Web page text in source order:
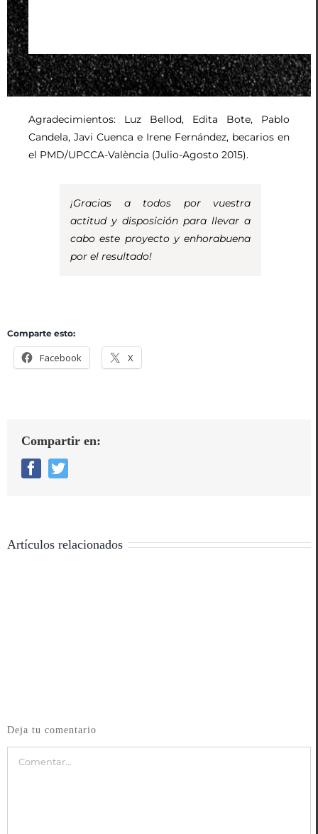
Agradecimientos: Luz Bellod, Edita Bote, Pablo
Candela, Javi Cuenca e Irene Fernández, becarios en
el PMD/UPCCA-València (Julio-Agosto 2015).
¡Gracias a todos por vuestra
actitud y disposición para llevar a
cabo este proyecto y enhorabuena
por el resultado!
Comparte esto:
Facebook X
Compartir en:
Facebook
Twitter
Artículos relacionados
Deja tu comentario